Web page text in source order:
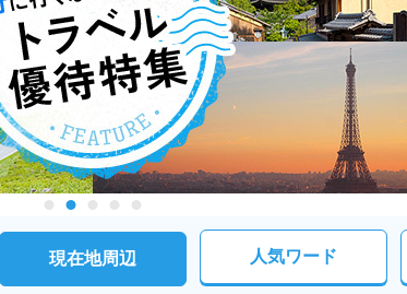
現在地周辺 人気ワード